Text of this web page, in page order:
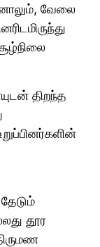
வேலை
திறந்த
தூர